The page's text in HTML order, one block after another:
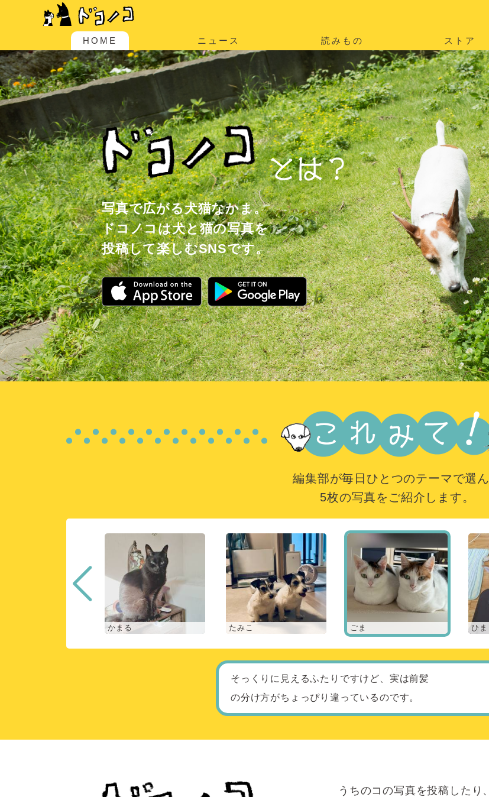
HOME ニュース 読みもの ストア
写真で広がる犬猫なかま。
ドコノコは犬と猫の写真を
投稿して楽しむSNSです。
編集部が毎日ひとつのテーマで選
5枚の写真をご紹介します。
かまる たみこ ごま ひま
そっくりに見えるふたりですけど、実は前髪
の分け方がちょっぴり違っているのです。
うちのコの写真を投稿したり、